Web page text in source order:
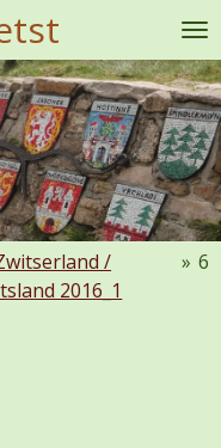
/
2016_1
» 6